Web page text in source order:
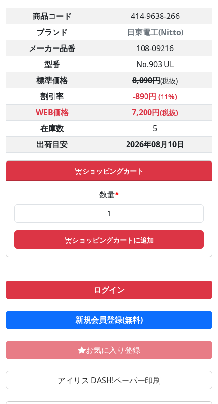
商品コード
414-9638-266
ブランド
日東電工(Nitto)
メーカー品番
108-09216
型番
No.903 UL
標準価格
8,090円(税抜)
割引率 -890円 (11%)
WEB価格 7,200円(税抜)
在庫数
5
出荷目安
2026年08月10日
ショッピングカート
数量*
ショッピングカートに追加
ログイン
新規会員登録(無料)
お気に入り登録
アイリス DASH!ペーパー印刷